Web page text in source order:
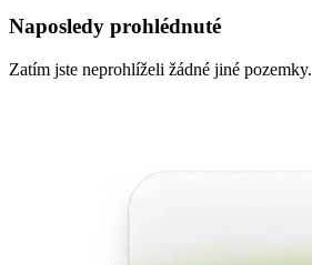
Naposledy prohlédnuté
Zatím jste neprohlíželi žádné jiné pozemky.